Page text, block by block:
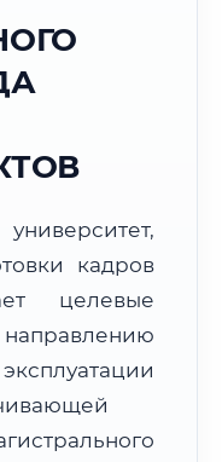
ФИС ФРДО
и просмотра
кадров
целевые